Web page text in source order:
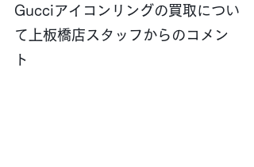
Gucciアイコンリングの買取につい
て上板橋店スタッフからのコメン
ト